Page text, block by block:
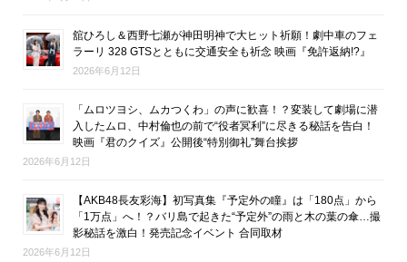
舘ひろし＆西野七瀬が神田明神で大ヒット祈願！劇中車のフェ
ラーリ 328 GTSとともに交通安全も祈念 映画『免許返納!?』
2026年6月12日
「ムロツヨシ、ムカつくわ」の声に歓喜！？変装して劇場に潜
入したムロ、中村倫也の前で“役者冥利”に尽きる秘話を告白！
映画『君のクイズ』公開後“特別御礼”舞台挨拶
2026年6月12日
【AKB48長友彩海】初写真集『予定外の瞳』は「180点」から
「1万点」へ！？バリ島で起きた“予定外”の雨と木の葉の傘…撮
影秘話を激白！発売記念イベント 合同取材
2026年6月12日